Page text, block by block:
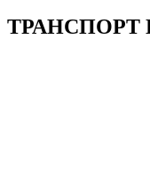
ТРАНСПОРТ